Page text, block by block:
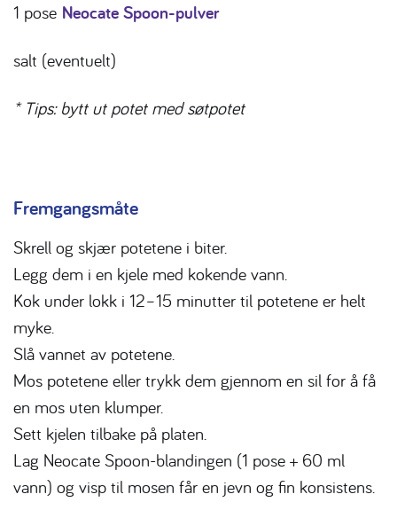
1 pose Neocate Spoon-pulver
salt (eventuelt)
* Tips: bytt ut potet med søtpotet
Fremgangsmåte
Skrell og skjær potetene i biter.
Legg dem i en kjele med kokende vann.
Kok under lokk i 12–15 minutter til potetene er helt
myke.
Slå vannet av potetene.
Mos potetene eller trykk dem gjennom en sil for å få
en mos uten klumper.
Sett kjelen tilbake på platen.
Lag Neocate Spoon-blandingen (1 pose + 60 ml
vann) og visp til mosen får en jevn og fin konsistens.